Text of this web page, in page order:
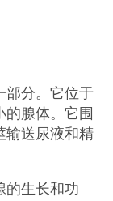
部分。它位于
的腺体。它围
输送尿液和精
的生长和功